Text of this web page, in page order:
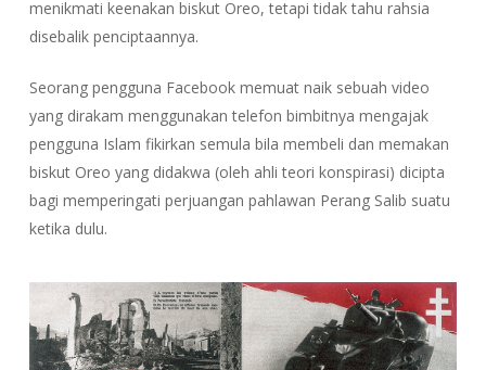
menikmati keenakan biskut Oreo, tetapi tidak tahu rahsia
disebalik penciptaannya.
Seorang pengguna Facebook memuat naik sebuah video
yang dirakam menggunakan telefon bimbitnya mengajak
pengguna Islam fikirkan semula bila membeli dan memakan
biskut Oreo yang didakwa (oleh ahli teori konspirasi) dicipta
bagi memperingati perjuangan pahlawan Perang Salib suatu
ketika dulu.